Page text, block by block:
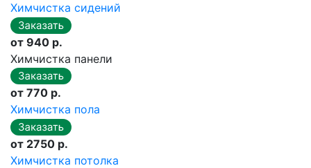
Химчистка сидений
от 940 р.
Химчистка панели
от 770 р.
Химчистка пола
от 2750 р.
Химчистка потолка